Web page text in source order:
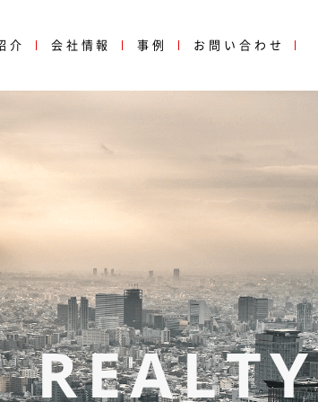
介 会社情報 事例 お問い合わせ
REALTY